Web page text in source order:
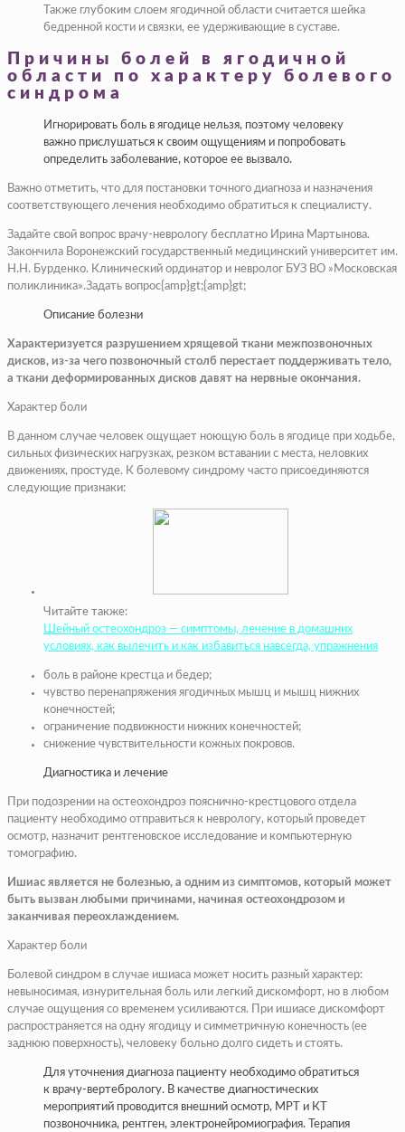
Также глубоким слоем ягодичной области считается шейка
бедренной кости и связки, ее удерживающие в суставе.
Причины болей в ягодичной
области по характеру болевого
синдрома
Игнорировать боль в ягодице нельзя, поэтому человеку
важно прислушаться к своим ощущениям и попробовать
определить заболевание, которое ее вызвало.
Важно отметить, что для постановки точного диагноза и назначения
соответствующего лечения необходимо обратиться к специалисту.
Задайте свой вопрос врачу-неврологу бесплатно Ирина Мартынова.
Закончила Воронежский государственный медицинский университет им.
Н.Н. Бурденко. Клинический ординатор и невролог БУЗ ВО »Московская
поликлиника».Задать вопрос{amp}gt;{amp}gt;
Описание болезни
Характеризуется разрушением хрящевой ткани межпозвоночных
дисков, из-за чего позвоночный столб перестает поддерживать тело,
а ткани деформированных дисков давят на нервные окончания.
Характер боли
В данном случае человек ощущает ноющую боль в ягодице при ходьбе,
сильных физических нагрузках, резком вставании с места, неловких
движениях, простуде. К болевому синдрому часто присоединяются
следующие признаки:
Читайте также:
Шейный остеохондроз — симптомы, лечение в домашних
условиях, как вылечить и как избавиться навсегда, упражнения
боль в районе крестца и бедер;
чувство перенапряжения ягодичных мышц и мышц нижних
конечностей;
ограничение подвижности нижних конечностей;
снижение чувствительности кожных покровов.
Диагностика и лечение
При подозрении на остеохондроз пояснично-крестцового отдела
пациенту необходимо отправиться к неврологу, который проведет
осмотр, назначит рентгеновское исследование и компьютерную
томографию.
Ишиас является не болезнью, а одним из симптомов, который может
быть вызван любыми причинами, начиная остеохондрозом и
заканчивая переохлаждением.
Характер боли
Болевой синдром в случае ишиаса может носить разный характер:
невыносимая, изнурительная боль или легкий дискомфорт, но в любом
случае ощущения со временем усиливаются. При ишиасе дискомфорт
распространяется на одну ягодицу и симметричную конечность (ее
заднюю поверхность), человеку больно долго сидеть и стоять.
Для уточнения диагноза пациенту необходимо обратиться
к врачу-вертебрологу. В качестве диагностических
мероприятий проводится внешний осмотр, МРТ и КТ
позвоночника, рентген, электронейромиография. Терапия